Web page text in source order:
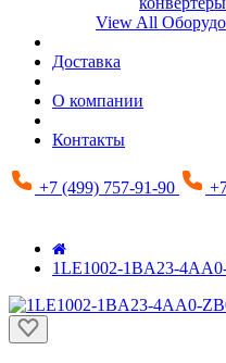
View All
Доставка
О компании
Контакты
+7 (499) 757-91-90
1LE1002-1BA23-